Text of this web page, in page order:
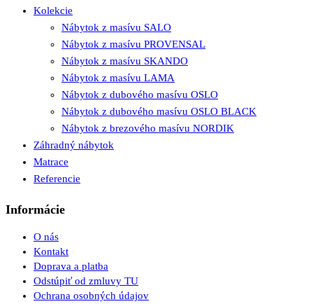
Kolekcie
Nábytok z masívu SALO
Nábytok z masívu PROVENSAL
Nábytok z masívu SKANDO
Nábytok z masívu LAMA
Nábytok z dubového masívu OSLO
Nábytok z dubového masívu OSLO BLACK
Nábytok z brezového masívu NORDIK
Záhradný nábytok
Matrace
Referencie
Informácie
O nás
Kontakt
Doprava a platba
Odstúpiť od zmluvy TU
Ochrana osobných údajov